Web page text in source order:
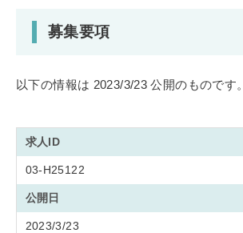
募集要項
以下の情報は 2023/3/23 公開のものです。
求人ID
03-H25122
公開日
2023/3/23